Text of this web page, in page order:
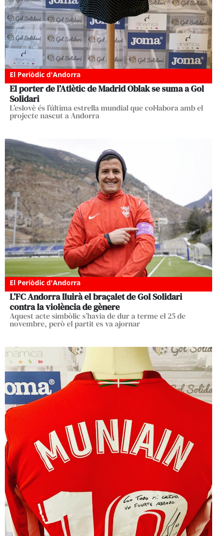
El Periòdic d'Andorra
El porter de l’Atlètic de Madrid Oblak se suma a Gol
Solidari
L’eslovè és l’última estrella mundial que col·labora amb el
projecte nascut a Andorra
El Periòdic d'Andorra
L’FC Andorra lluirà el braçalet de Gol Solidari
contra la violència de gènere
Aquest acte simbòlic s’havia de dur a terme el 25 de
novembre, però el partit es va ajornar